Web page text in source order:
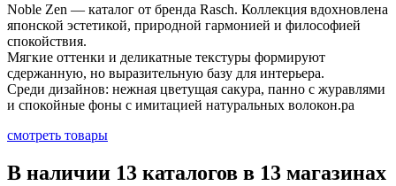
Noble Zen — каталог от бренда Rasch. Коллекция вдохновлена
японской эстетикой, природной гармонией и философией
спокойствия.
Мягкие оттенки и деликатные текстуры формируют
сдержанную, но выразительную базу для интерьера.
Среди дизайнов: нежная цветущая сакура, панно с журавлями
и спокойные фоны с имитацией натуральных волокон.ра
смотреть товары
В наличии 13 каталогов в 13 магазинах